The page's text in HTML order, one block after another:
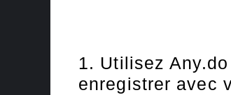
1. Utilisez
enregistrer avec